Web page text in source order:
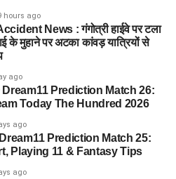
अब ऐसा इंफ्रास्ट्रक्चर तैयार
जहां रहने वाले लोगों को संस्थागत माहौल
मिल सके।
जैसा माहौल
छोटे घर विकसित किए जाएंगे। यहां
जाएगा। योजना के मुताबिक, एक
और एक किशोरी को शामिल किया
की तरह साथ रहने का अवसर मिलेगा।
hours ago
News : गंगोत्री हाईवे पर टला
के मुहाने पर अटका कांवड़ यात्रियों से
ago
Dream11 Prediction Match 26:
Today The Hundred 2026
ago
Prediction Match 25:
Playing 11 & Fantasy Tips
ago